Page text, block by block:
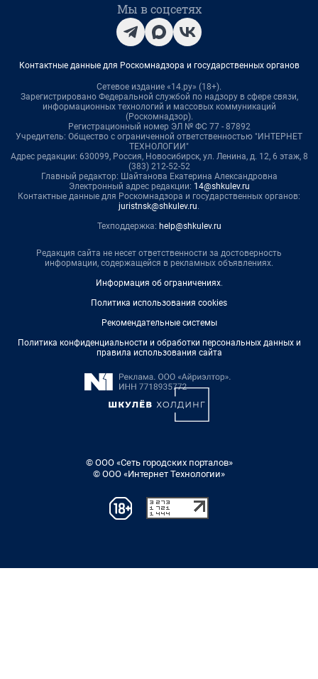
Мы в соцсетях
Контактные данные для Роскомнадзора и государственных органов
Сетевое издание «14.ру» (18+).
Зарегистрировано Федеральной службой по надзору в сфере связи,
информационных технологий и массовых коммуникаций
(Роскомнадзор).
Регистрационный номер ЭЛ № ФС 77 - 87892
Учредитель: Общество с ограниченной ответственностью "ИНТЕРНЕТ
ТЕХНОЛОГИИ"
Адрес редакции: 630099, Россия, Новосибирск, ул. Ленина, д. 12, 6 этаж, 8
(383) 212-52-52
Главный редактор: Шайтанова Екатерина Александровна
Электронный адрес редакции: 14@shkulev.ru
Контактные данные для Роскомнадзора и государственных органов:
juristnsk@shkulev.ru.
Техподдержка: help@shkulev.ru
Редакция сайта не несет ответственности за достоверность
информации, содержащейся в рекламных объявлениях.
Информация об ограничениях.
Политика использования cookies
Рекомендательные системы
Политика конфиденциальности и обработки персональных данных и
правила использования сайта
© ООО «Сеть городских порталов»
© ООО «Интернет Технологии»